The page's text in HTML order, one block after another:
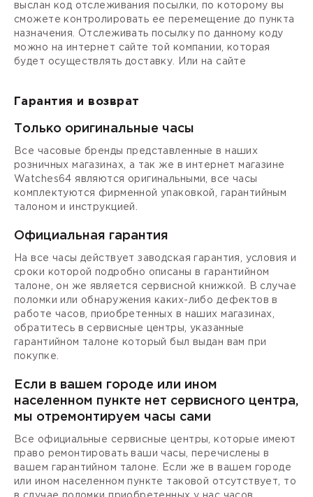
выслан код отслеживания посылки, по которому вы
сможете контролировать ее перемещение до пункта
назначения. Отслеживать посылку по данному коду
можно на интернет сайте той компании, которая
будет осуществлять доставку. Или на сайте
Гарантия и возврат
Только оригинальные часы
Все часовые бренды представленные в наших
розничных магазинах, а так же в интернет магазине
Watches64 являются оригинальными, все часы
комплектуются фирменной упаковкой, гарантийным
талоном и инструкцией.
Официальная гарантия
На все часы действует заводская гарантия, условия и
сроки которой подробно описаны в гарантийном
талоне, он же является сервисной книжкой. В случае
поломки или обнаружения каких-либо дефектов в
работе часов, приобретенных в наших магазинах,
обратитесь в сервисные центры, указанные
гарантийном талоне который был выдан вам при
покупке.
Если в вашем городе или ином
населенном пункте нет сервисного центра,
мы отремонтируем часы сами
Все официальные сервисные центры, которые имеют
право ремонтировать ваши часы, перечислены в
вашем гарантийном талоне. Если же в вашем городе
или ином населенном пункте таковой отсутствует, то